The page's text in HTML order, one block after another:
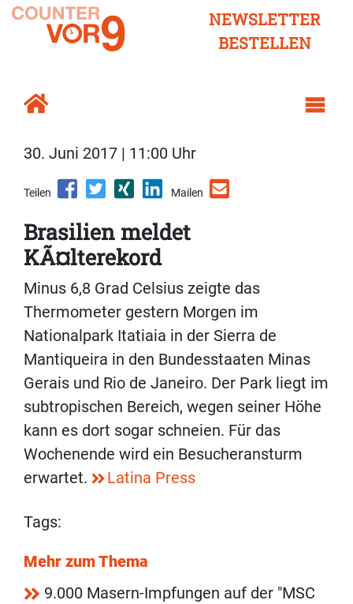
NEWSLETTER
BESTELLEN
30. Juni 2017 | 11:00 Uhr
Teilen Mailen
Brasilien meldet
KÃ¤lterekord
Minus 6,8 Grad Celsius zeigte das
Thermometer gestern Morgen im
Nationalpark Itatiaia in der Sierra de
Mantiqueira in den Bundesstaaten Minas
Gerais und Rio de Janeiro. Der Park liegt im
subtropischen Bereich, wegen seiner Höhe
kann es dort sogar schneien. Für das
Wochenende wird ein Besucheransturm
erwartet.
Latina Press
Tags:
Mehr zum Thema
9.000 Masern-Impfungen auf der "MSC